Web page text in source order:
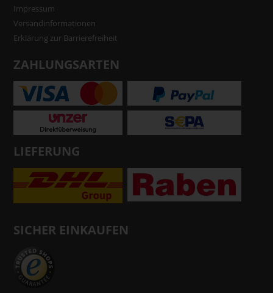
Impressum
Versandinformationen
Erklärung zur Barrierefreiheit
ZAHLUNGSARTEN
LIEFERUNG
SICHER EINKAUFEN